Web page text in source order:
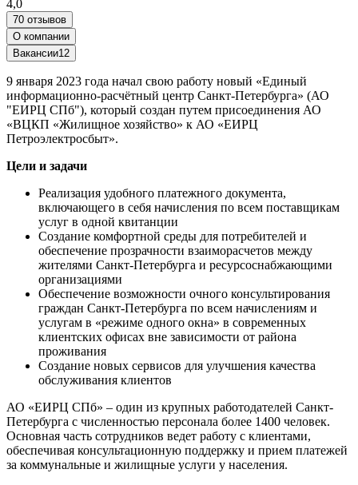
4,0
70 отзывов
О компании
Вакансии12
9 января 2023 года начал свою работу новый «Единый
информационно-расчётный центр Санкт-Петербурга» (АО
"ЕИРЦ СПб"), который создан путем присоединения АО
«ВЦКП «Жилищное хозяйство» к АО «ЕИРЦ
Петроэлектросбыт».
Цели и задачи
Реализация удобного платежного документа,
включающего в себя начисления по всем поставщикам
услуг в одной квитанции
Создание комфортной среды для потребителей и
обеспечение прозрачности взаиморасчетов между
жителями Санкт-Петербурга и ресурсоснабжающими
организациями
Обеспечение возможности очного консультирования
граждан Санкт-Петербурга по всем начислениям и
услугам в «режиме одного окна» в современных
клиентских офисах вне зависимости от района
проживания
Создание новых сервисов для улучшения качества
обслуживания клиентов
АО «ЕИРЦ СПб» – один из крупных работодателей Санкт-
Петербурга с численностью персонала более 1400 человек.
Основная часть сотрудников ведет работу с клиентами,
обеспечивая консультационную поддержку и прием платежей
за коммунальные и жилищные услуги у населения.